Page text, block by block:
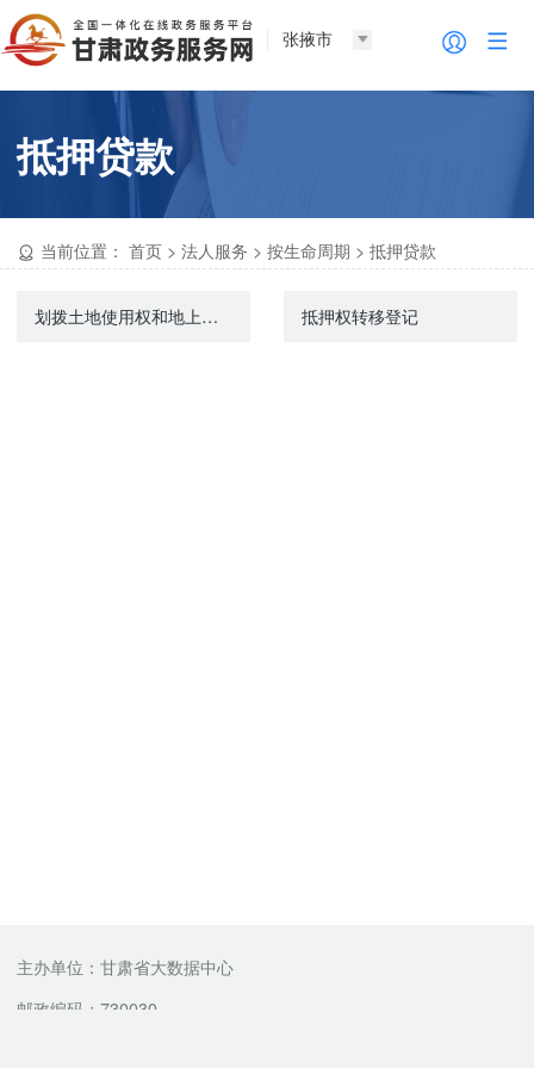
张掖市
抵押贷款
当前位置： 首页 >法人服务 >按生命周期 >抵押贷款
划拨土地使用权和地上建筑物及附着物所有权转让审批 抵押权转移登记
主办单位：甘肃省大数据中心
邮政编码：730030